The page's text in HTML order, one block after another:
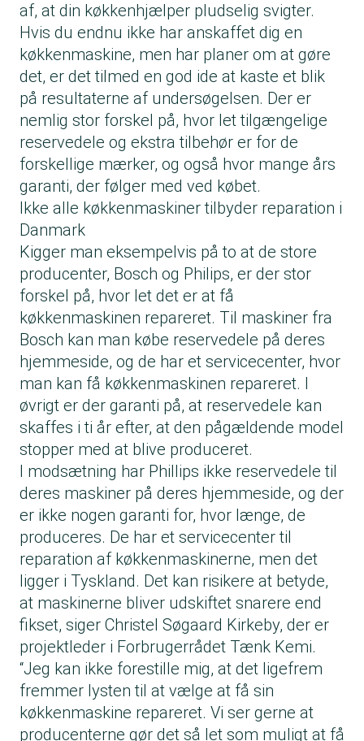
af, at din køkkenhjælper pludselig svigter.
Hvis du endnu ikke har anskaffet dig en
køkkenmaskine, men har planer om at gøre
det, er det tilmed en god ide at kaste et blik
på resultaterne af undersøgelsen. Der er
nemlig stor forskel på, hvor let tilgængelige
reservedele og ekstra tilbehør er for de
forskellige mærker, og også hvor mange års
garanti, der følger med ved købet.
Ikke alle køkkenmaskiner tilbyder reparation i
Danmark
Kigger man eksempelvis på to at de store
producenter, Bosch og Philips, er der stor
forskel på, hvor let det er at få
køkkenmaskinen repareret. Til maskiner fra
Bosch kan man købe reservedele på deres
hjemmeside, og de har et servicecenter, hvor
man kan få køkkenmaskinen repareret. I
øvrigt er der garanti på, at reservedele kan
skaffes i ti år efter, at den pågældende model
stopper med at blive produceret.
I modsætning har Phillips ikke reservedele til
deres maskiner på deres hjemmeside, og der
er ikke nogen garanti for, hvor længe, de
produceres. De har et servicecenter til
reparation af køkkenmaskinerne, men det
ligger i Tyskland. Det kan risikere at betyde,
at maskinerne bliver udskiftet snarere end
fikset, siger Christel Søgaard Kirkeby, der er
projektleder i Forbrugerrådet Tænk Kemi.
“Jeg kan ikke forestille mig, at det ligefrem
fremmer lysten til at vælge at få sin
køkkenmaskine repareret. Vi ser gerne at
producenterne gør det så let som muligt at få